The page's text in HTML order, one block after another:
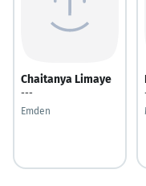
Chaitanya Limaye
---
Emden